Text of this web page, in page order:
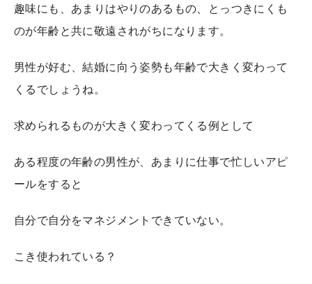
趣味にも、あまりはやりのあるもの、とっつきにくも
のが年齢と共に敬遠されがちになります。
男性が好む、結婚に向う姿勢も年齢で大きく変わって
くるでしょうね。
求められるものが大きく変わってくる例として
ある程度の年齢の男性が、あまりに仕事で忙しいアピ
ールをすると
自分で自分をマネジメントできていない。
こき使われている？